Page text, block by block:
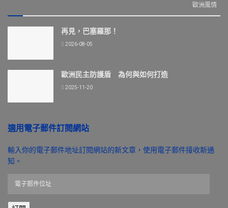
歐洲風情
再見，巴塞羅那！
2026-08-05
歐洲民主防護盾 為何與如何打造
2025-11-20
適用電子郵件訂閱網站
輸入你的電子郵件地址訂閱網站的新文章，使用電子郵件接收新通
知。
郵